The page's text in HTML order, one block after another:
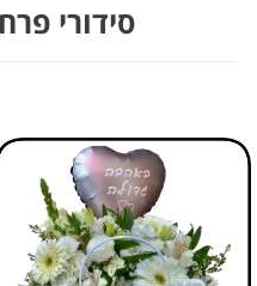
סידורי